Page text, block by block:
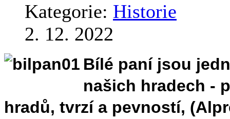
Kategorie: Historie
2. 12. 2022
Bílé paní jsou
našich hradech -
hradů, tvrzí a pevností,